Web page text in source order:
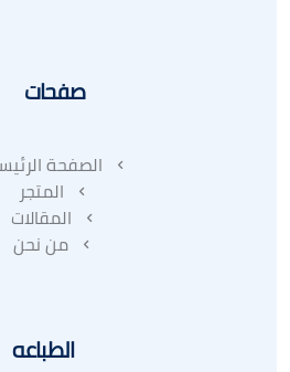
صفحات
الصفحة
المتجر
المقالات
من نحن
الطباعه